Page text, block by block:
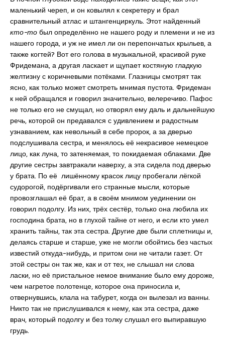
маленький череп, и он ковылял к секретеру и брал
сравнительный атлас и штангенциркуль. Этот найденный
кто-тобыл определённо не нашего роду и племени и не из
нашего города, и уж не имел ли он перепончатых крыльев, а
также когтей? Вот его голова в музыкальной, красивой руке
Фридемана, а другая ласкает и щупает костяную гладкую
желтизну с коричневыми потёками. Глазницы смотрят так
ясно, как только может смотреть мнимая пустота. Фридеман
к ней обращался и говорил значительно, велеречиво. Пафос
не только его не смущал, но отворял ему даль и дальнейшую
речь, которой он предавался с удивлением и радостным
узнаванием, как невольный в себе пророк, а за дверью
подслушивала сестра, и менялось её некрасивое немецкое
лицо, как луна, то затеняемая, то покидаемая облаками. Две
другие сестры завтракали наверху, а эта сидела под дверью
у брата. По её лишённому красок лицу пробегали лёгкой
судорогой, подёргивали его странные мысли, которые
провозглашал её брат, а в своём мнимом уединении он
говорил подолгу. Из них, трёх сестёр, только она любила их
господина брата, но в глухой тайне от него, и если кто умел
хранить тайны, так эта сестра. Другие две были сплетницы и,
делаясь старше и старше, уже не могли обойтись без частых
известий откуда-нибудь, и притом они не читали газет. От
этой сестры он так же, как и от тех, не слышал ни слова
ласки, но её пристальное немое внимание было ему дороже,
чем нагретое полотенце, которое она приносила и,
отвернувшись, клала на табурет, когда он вылезал из ванны.
Никто так не прислушивался к нему, как эта сестра, даже
врач, который подолгу и без толку слушал его выпиравшую
грудь.